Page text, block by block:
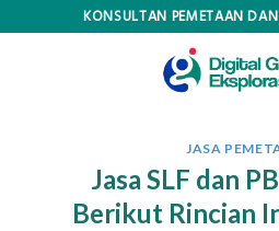
KONSULTAN PEMETAAN
JASA
Jasa SLF dan
Berikut Rincian